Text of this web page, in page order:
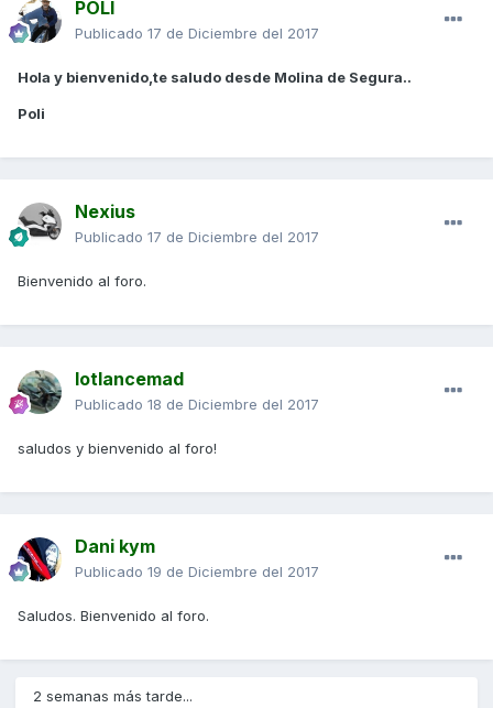
POLI
Publicado 17 de Diciembre del 2017
Hola y bienvenido,te saludo desde Molina de Segura..
Poli
Nexius
Publicado 17 de Diciembre del 2017
Bienvenido al foro.
lotlancemad
Publicado 18 de Diciembre del 2017
saludos y bienvenido al foro!
Dani kym
Publicado 19 de Diciembre del 2017
Saludos. Bienvenido al foro.
2 semanas más tarde...